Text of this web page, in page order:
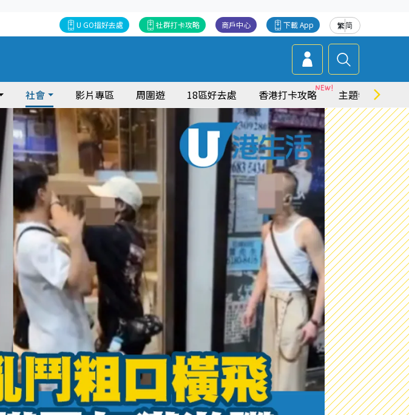
繁简
下載 App
商戶中心
社群打卡攻略
U GO搵好去處
社會 影片專區 周圍遊 18區好去處 香港打卡攻略 主題特集